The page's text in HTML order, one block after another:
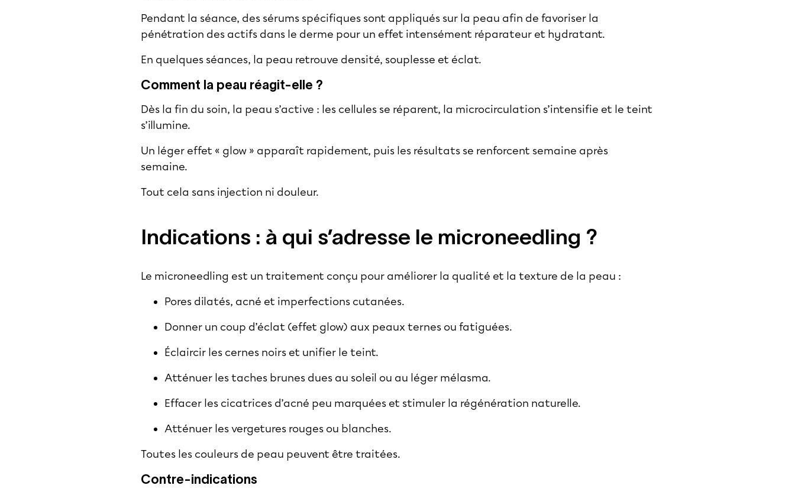
Pendant la séance, des sérums spécifiques sont appliqués sur la peau afin de favoriser la
pénétration des actifs dans le derme pour un effet intensément réparateur et hydratant.
En quelques séances, la peau retrouve densité, souplesse et éclat.
Comment la peau réagit-elle ?
Dès la fin du soin, la peau s’active : les cellules se réparent, la microcirculation s’intensifie et le teint
s’illumine.
Un léger effet « glow » apparaît rapidement, puis les résultats se renforcent semaine après
semaine.
Tout cela sans injection ni douleur.
Indications : à qui s’adresse le microneedling ?
Le microneedling est un traitement conçu pour améliorer la qualité et la texture de la peau :
Pores dilatés, acné et imperfections cutanées.
Donner un coup d’éclat (effet glow) aux peaux ternes ou fatiguées.
Éclaircir les cernes noirs et unifier le teint.
Atténuer les taches brunes dues au soleil ou au léger mélasma.
Effacer les cicatrices d’acné peu marquées et stimuler la régénération naturelle.
Atténuer les vergetures rouges ou blanches.
Toutes les couleurs de peau peuvent être traitées.
Contre-indications